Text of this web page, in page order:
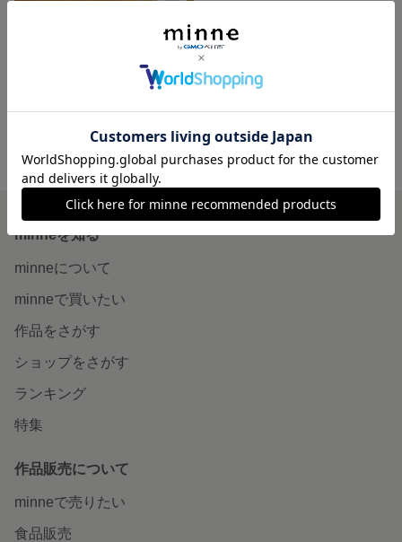
空のしずく ☆青空ネックレス☆
minne ホーム SWU11'S GALLERY の作品一覧
minneを知る
minneについて
minneで買いたい
作品をさがす
ショップをさがす
ランキング
特集
作品販売について
minneで売りたい
食品販売